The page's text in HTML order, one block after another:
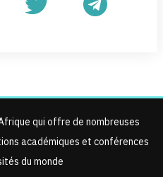
qui offre de nombreuses
académiques et conférences
du monde